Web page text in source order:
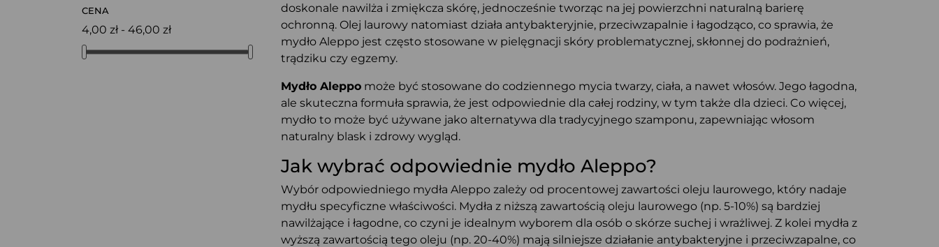
CENA
4,00 zł - 46,00 zł
doskonale nawilża i zmiękcza skórę, jednocześnie tworząc na jej powierzchni naturalną barierę
ochronną. Olej laurowy natomiast działa antybakteryjnie, przeciwzapalnie i łagodząco, co sprawia, że
mydło Aleppo jest często stosowane w pielęgnacji skóry problematycznej, skłonnej do podrażnień,
trądziku czy egzemy.
Mydło Aleppo może być stosowane do codziennego mycia twarzy, ciała, a nawet włosów. Jego łagodna,
ale skuteczna formuła sprawia, że jest odpowiednie dla całej rodziny, w tym także dla dzieci. Co więcej,
mydło to może być używane jako alternatywa dla tradycyjnego szamponu, zapewniając włosom
naturalny blask i zdrowy wygląd.
Jak wybrać odpowiednie mydło Aleppo?
Wybór odpowiedniego mydła Aleppo zależy od procentowej zawartości oleju laurowego, który nadaje
mydłu specyficzne właściwości. Mydła z niższą zawartością oleju laurowego (np. 5-10%) są bardziej
nawilżające i łagodne, co czyni je idealnym wyborem dla osób o skórze suchej i wrażliwej. Z kolei mydła z
wyższą zawartością tego oleju (np. 20-40%) mają silniejsze działanie antybakteryjne i przeciwzapalne, co